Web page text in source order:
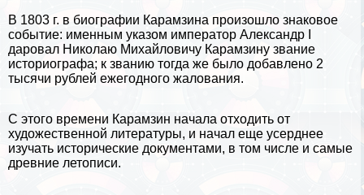
В 1803 г. в биографии Карамзина произошло знаковое
событие: именным указом император Александр I
даровал Николаю Михайловичу Карамзину звание
историографа; к званию тогда же было добавлено 2
тысячи рублей ежегодного жалования.
С этого времени Карамзин начала отходить от
художественной литературы, и начал еще усерднее
изучать исторические документами, в том числе и самые
древние летописи.